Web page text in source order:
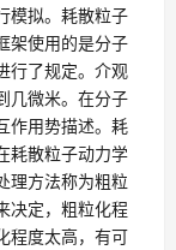
模拟。耗散粒子
架使用的是分子
行了规定。介观
几微米。在分子
作用势描述。耗
耗散粒子动力学
理方法称为粗粒
决定，粗粒化程
程度太高，有可